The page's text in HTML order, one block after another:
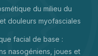
du milieu du
douleurs myofasciales
facial de base :
nasogéniens, joues et